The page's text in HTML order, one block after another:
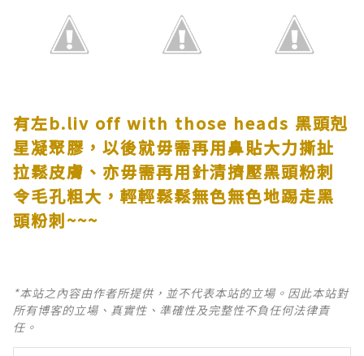
有左b.liv off with those heads 黑頭剋
星凝聚膠，以後就毋需再用鼻貼大力撕扯
拉鬆皮膚、亦毋需再用針清擠壓黑頭粉刺
令毛孔粗大，輕輕鬆鬆無色無色地踢走黑
頭粉刺~~~
*本站之內容由作者所提供，並不代表本站的立場。因此本站對
所有博客的立場、真實性、準確性及完整性不負任何法律責
任。